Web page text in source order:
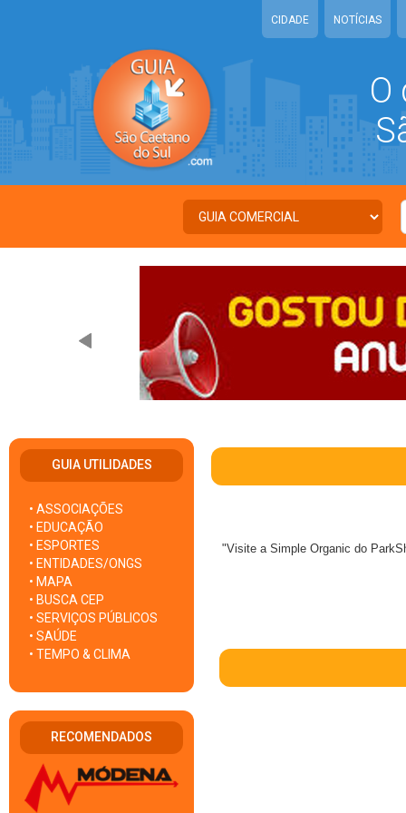
CIDADE NOTÍCIAS
O
GUIA UTILIDADES
• ASSOCIAÇÕES
• EDUCAÇÃO
• ESPORTES
• ENTIDADES/ONGS
• MAPA
• BUSCA CEP
• SERVIÇOS PÚBLICOS
• SAÚDE
• TEMPO & CLIMA
RECOMENDADOS
"Visite a Simple Organic do